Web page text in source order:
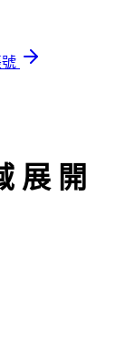
展 開